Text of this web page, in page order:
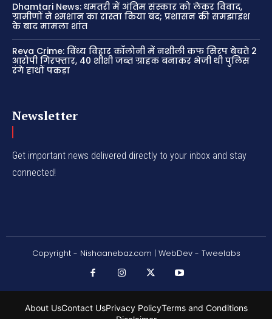
Dhamtari News: धमतरी में अंतिम संस्कार को लेकर विवाद,
ग्रामीणों ने श्मशान का रास्ता किया बंद; प्रशासन की समझाइश
के बाद मामला शांत
Reva Crime: विंध्य विहार कॉलोनी में नशीली कफ सिरप बेचते 2
आरोपी गिरफ्तार, 40 शीशी जब्त ग्राहक बनाकर भेजी थी पुलिस
रंगे हाथों पकड़ा
Newsletter
Get important news delivered directly to your inbox and stay
connected!
Copyright - Nishaanebaz.com | WebDev - Tweelabs
About UsContact UsPrivacy PolicyTerms and Conditions